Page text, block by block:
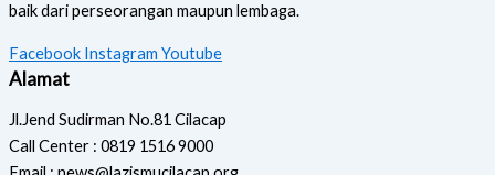
baik dari perseorangan maupun lembaga.
Facebook Instagram Youtube
Alamat
Jl.Jend Sudirman No.81 Cilacap
Call Center : 0819 1516 9000